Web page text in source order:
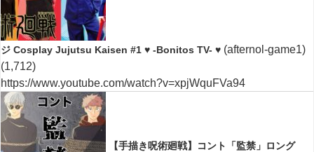
ジ Cosplay Jujutsu Kaisen #1 ♥ -Bonitos TV- ♥ (afternol-game1)
(1,712)
https://www.youtube.com/watch?v=xpjWquFVa94
【手描き呪術廻戦】コント「監禁」ロング